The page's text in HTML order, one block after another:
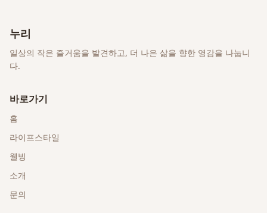
누리
일상의 작은 즐거움을 발견하고, 더 나은 삶을 향한 영감을 나눕니
다.
바로가기
홈
라이프스타일
웰빙
소개
문의